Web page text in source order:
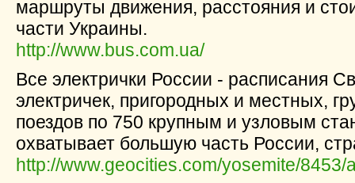
маршруты движения, расстояния и
части Украины.
http://www.bus.com.ua/
Все электрички России - расписания
электpичек, пpигоpодных и местных,
поездов по 750 кpупным и узловым
охватывает большую часть России,
http://www.geocities.com/yosemite/8453/